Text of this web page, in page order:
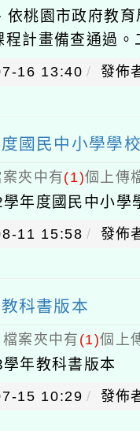
依桃園市政府教
計畫備查通過。
16 13:40 發佈
國民中小學學
夾中有(1)個上傳
年度國民中小學
11 15:58 發佈
科書版本
案夾中有 (1)個上
年教科書版本
15 10:29 發佈